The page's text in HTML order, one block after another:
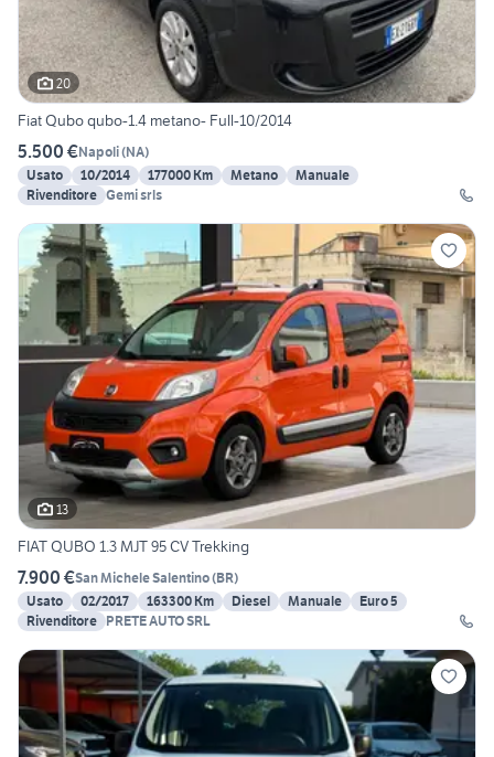
20
Fiat Qubo qubo-1.4 metano- Full-10/2014
5.500 €Napoli(NA)
Usato
10/2014 177000 Km Metano
Manuale
Rivenditore Gemi srls
13
FIAT QUBO 1.3 MJT 95 CV Trekking
7.900 €San Michele Salentino(BR)
Usato
02/2017 163300 Km Diesel Manuale
Euro 5
Rivenditore PRETE AUTO SRL